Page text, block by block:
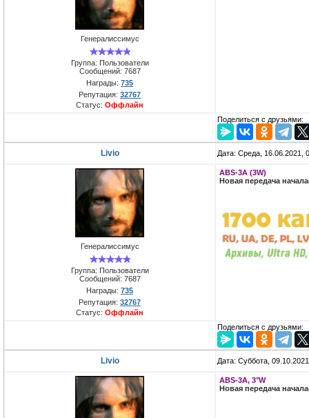
Генералиссимус
Группа: Пользователи
Сообщений: 7687
Награды: 735
Репутация: 32767
Статус: Оффлайн
Поделиться с друзьями:
Livio Дата: Среда,
Генералиссимус
Группа: Пользователи
Сообщений: 7687
Награды: 735
Репутация: 32767
Статус: Оффлайн
ABS-3A (3W)
Новая передача
Поделиться с друзьями:
Livio Дата: Суббота,
ABS-3A, 3°W
Новая передача